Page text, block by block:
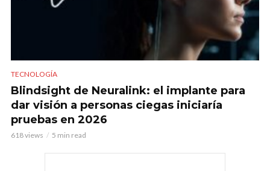
TECNOLOGÍA
Blindsight de Neuralink: el implante para
dar visión a personas ciegas iniciaría
pruebas en 2026
618 views 5 min read